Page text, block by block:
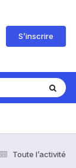
S’inscrire
Toute l’activité